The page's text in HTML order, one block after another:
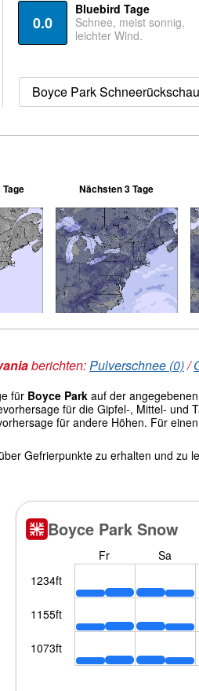
0.0
Bluebird Tage
Schnee, meist sonnig,
leichter Wind.
Boyce Park Schneerückschau
Nächsten 3 Tage
berichten:Pulverschnee (0)/
für Boyce Park auf der
für die Gipfel-, Mittel- und
für andere Höhen. Für
Gefrierpunkte zu erhalten und zu